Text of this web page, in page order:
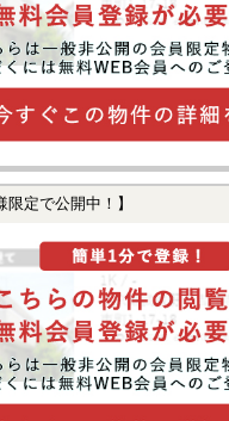
限定で公開中！】